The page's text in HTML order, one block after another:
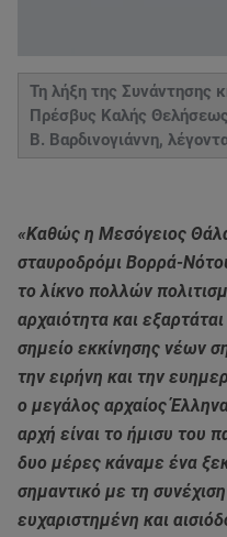
Τη λήξη της Συνάντησης
Πρέσβυς Καλής Θελήσεως
Β. Βαρδινογιάννη,
«Καθώς η Μεσόγειος
σταυροδρόμι Βορρά-
το λίκνο πολλών
αρχαιότητα και
σημείο εκκίνησης νέων
την ειρήνη και την
ο μεγάλος αρχαίος
αρχή είναι το ήμισυ του
δυο μέρες κάναμε ένα
σημαντικό με τη
ευχαριστημένη και